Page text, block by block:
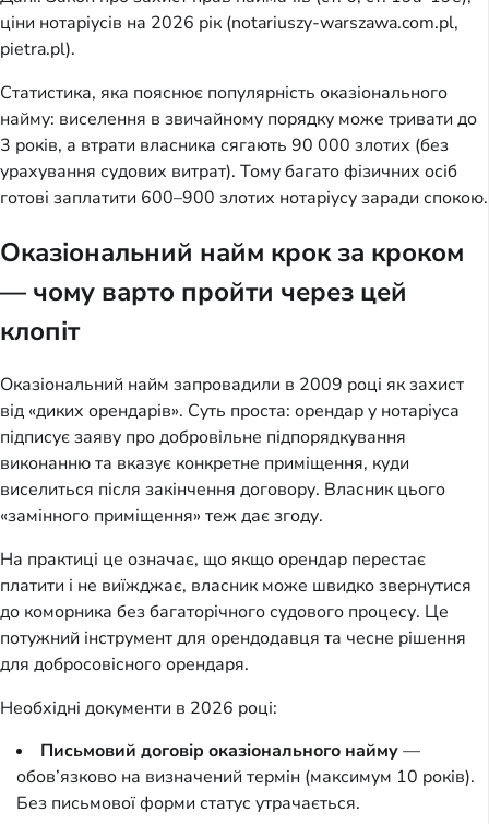
ціни нотаріусів на 2026 рік (notariuszy-warszawa.com.pl,
pietra.pl).
Статистика, яка пояснює популярність оказіонального
найму: виселення в звичайному порядку може тривати до
3 років, а втрати власника сягають 90 000 злотих (без
урахування судових витрат). Тому багато фізичних осіб
готові заплатити 600–900 злотих нотаріусу заради спокою.
Оказіональний найм крок за кроком
— чому варто пройти через цей
клопіт
Оказіональний найм запровадили в 2009 році як захист
від «диких орендарів». Суть проста: орендар у нотаріуса
підписує заяву про добровільне підпорядкування
виконанню та вказує конкретне приміщення, куди
виселиться після закінчення договору. Власник цього
«замінного приміщення» теж дає згоду.
На практиці це означає, що якщо орендар перестає
платити і не виїжджає, власник може швидко звернутися
до коморника без багаторічного судового процесу. Це
потужний інструмент для орендодавця та чесне рішення
для добросовісного орендаря.
Необхідні документи в 2026 році:
Письмовий договір оказіонального найму—
обов’язково на визначений термін (максимум 10 років).
Без письмової форми статус утрачається.